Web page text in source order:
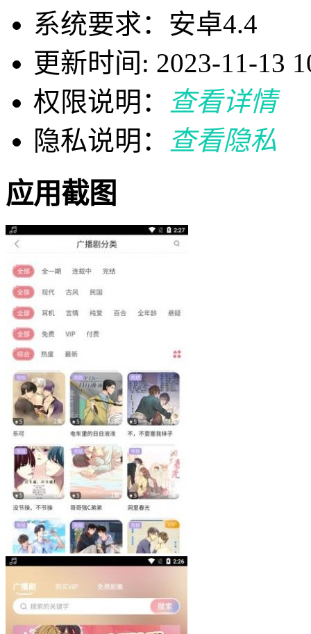
系统要求：安卓4.4
更新时间: 2023-11-13
权限说明：
查看详情
隐私说明：
查看隐私
应用截图